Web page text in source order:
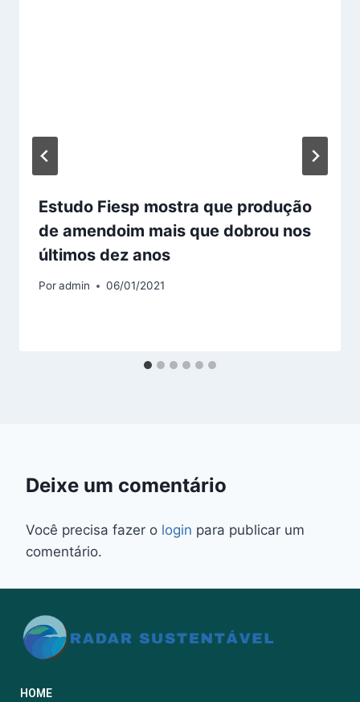
Estudo Fiesp mostra que produção
de amendoim mais que dobrou nos
últimos dez anos
Poradmin 06/01/2021
Deixe um comentário
Você precisa fazer o login para publicar um
comentário.
HOME